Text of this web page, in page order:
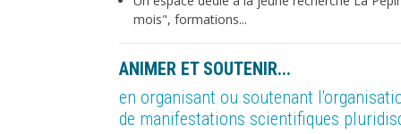
mois", formations...
ANIMER ET SOUTENIR...
en organisant ou soutenant
de manifestations scientifiques